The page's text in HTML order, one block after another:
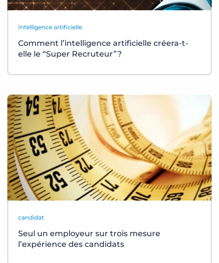
Intelligence artificielle
Comment l’intelligence artificielle créera-t-
elle le “Super Recruteur”?
candidat
Seul un employeur sur trois mesure
l’expérience des candidats